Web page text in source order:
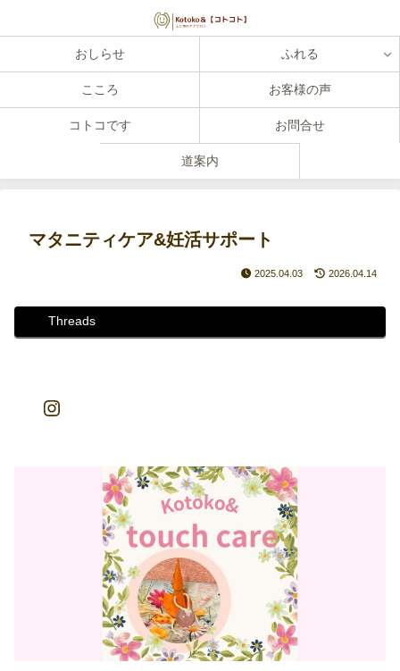
おしらせ ふれる
こころ お客様の声
コトコです お問合せ
道案内
マタニティケア&妊活サポート
2025.04.03 2026.04.14
Threads